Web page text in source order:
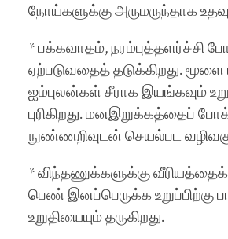
நோய்களுக்கு அருமருந்தாக
* பக்கவாதம், நரம்புத்தளர்ச்சி
ஏற்படுவதைத் தடுக்கிறது.
ஐம்புலன்கள் சீராக இயங்கவும்
புரிகிறது. மனஇறுக்கத்தைப்
நுண்ணறிவுடன் செயல்பட
* விந்தணுக்களுக்கு
பெண் இனப்பெருக்க உறுப்பிற்கு
உறுதியையும் தருகிறது.